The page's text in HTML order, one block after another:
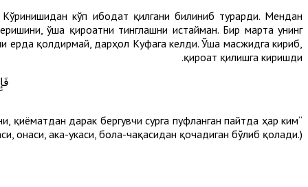
кўп ибодат қилгани билиниб турарди. Мендан
ўша қироатни тинглашни истайман. Бир марта унинг
ерда қолдирмай, дарҳол Куфага келди. Ўша масжидга кириб,
қироат қилишга киришди.
қиёматдан дарак бергувчи сурга пуфланган пайтда ҳар ким
онаси, ака-укаси, бола-чақасидан қочадиган бўлиб қолади.)